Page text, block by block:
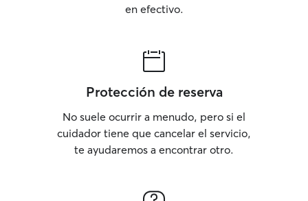
en efectivo.
Protección de reserva
No suele ocurrir a menudo, pero si el
cuidador tiene que cancelar el servicio,
te ayudaremos a encontrar otro.